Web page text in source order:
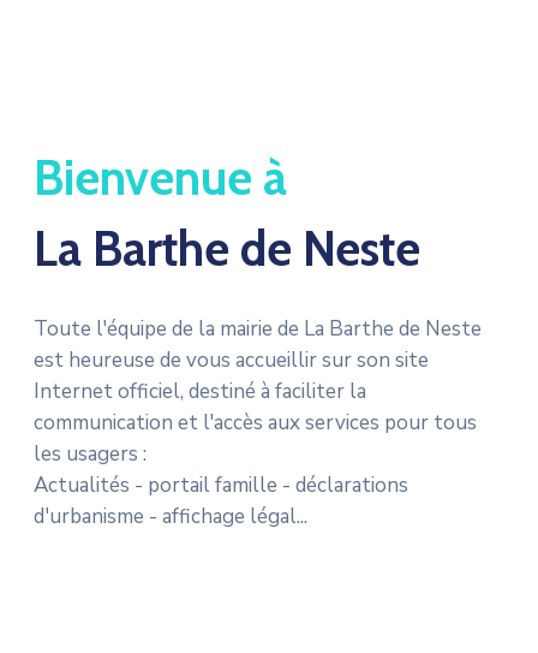
Bienvenue à
La Barthe de Neste
Toute l'équipe de la mairie de La Barthe de Neste
est heureuse de vous accueillir sur son site
Internet officiel, destiné à faciliter la
communication et l'accès aux services pour tous
les usagers :
Actualités - portail famille - déclarations
d'urbanisme - affichage légal...